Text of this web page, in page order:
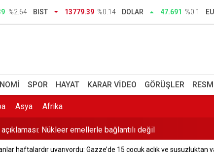
%2.64 BIST 13779.39 %0.14 DOLAR 47.691 %0.1
SPOR HAYAT KARAR VIDEO GÖRÜŞLER
Asya Afrika
gerekiyorsa o tuğlayı biz çekeceğiz
DMM'den cevap
İlkay Çiçek tutuklandı
Nükleer emellerle bağlantılı değil
haftalardır uyarıyordu: Gazze’de 15 çocuk açlık ve susuzluktan